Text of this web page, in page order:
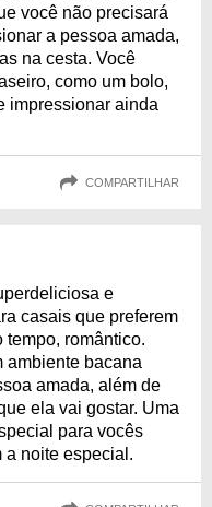
você não precisará
a pessoa amada,
na cesta. Você
como um bolo,
impressionar ainda
COMPARTILHAR
e
casais que preferem
tempo, romântico.
ambiente bacana
amada, além de
ela vai gostar. Uma
para vocês
a noite especial.